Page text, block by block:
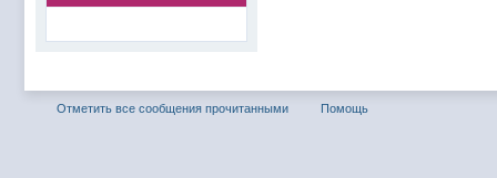
Отметить все сообщения прочитанными Помощь